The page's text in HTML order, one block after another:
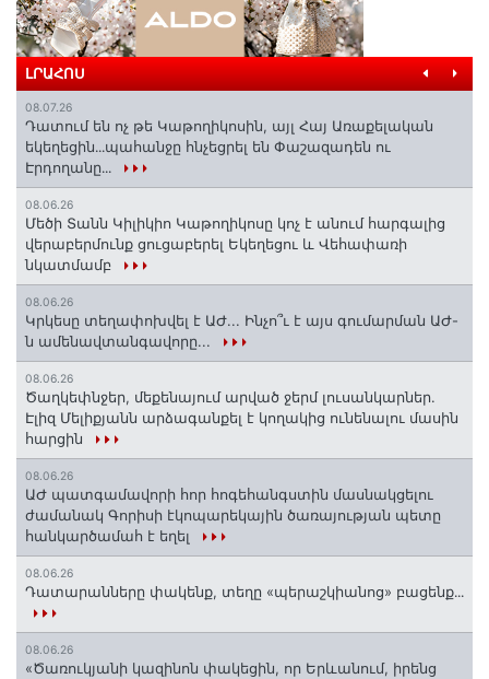
ԼՐԱՀՈՍ
08.07.26
Դատում են ոչ թե Կաթողիկոսին, այլ Հայ Առաքելական
եկեղեցին․․․պահանջը հնչեցրել են Փաշազադեն ու
Էրդողանը․․․
08.06.26
Մեծի Տանն Կիլիկիո Կաթողիկոսը կոչ է անում հարգալից
վերաբերմունք ցուցաբերել Եկեղեցու և Վեհափառի
նկատմամբ
08.06.26
Կրկեսը տեղափոխվել է ԱԺ... Ինչո՞ւ է այս գումարման ԱԺ-
ն ամենավտանգավորը...
08.06.26
Ծաղկեփնջեր, մեքենայում արված ջերմ լուսանկարներ.
Էլիզ Մելիքյանն արձագանքել է կողակից ունենալու մասին
հարցին
08.06.26
ԱԺ պատգամավորի հոր հոգեհանգստին մասնակցելու
ժամանակ Գորիսի էկոպարեկային ծառայության պետը
հանկարծամահ է եղել
08.06.26
Դատարանները փակենք, տեղը «պերաշկիանոց» բացենք․․․
08.06.26
«Ծառուկյանի կազինոն փակեցին, որ Երևանում, իրենց